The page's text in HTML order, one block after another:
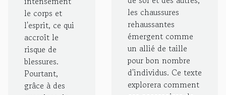
sportifs
de haut
niveau
routines
et
bénéfices
le corps et
l'esprit, ce qui
accroît le
risque de
blessures.
Pourtant,
grâce à des
les chaussures
rehaussantes
émergent comme
un allié de taille
pour bon nombre
d'individus. Ce texte
explorera comment